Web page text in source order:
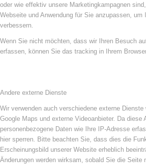
oder wie effektiv unsere Marketingkampagnen
Webseite und Anwendung für Sie anzupassen, um
verbessern.
Wenn Sie nicht möchten, dass wir Ihren Besuch
erfassen, können Sie das tracking in Ihrem
Andere externe Dienste
Wir verwenden auch verschiedene externe Dienste
Google Maps und externe Videoanbieter. Da diese
personenbezogene Daten wie Ihre IP-Adresse
hier sperren. Bitte beachten Sie, dass dies die
Erscheinungsbild unserer Website erheblich
Änderungen werden wirksam, sobald Sie die Seite